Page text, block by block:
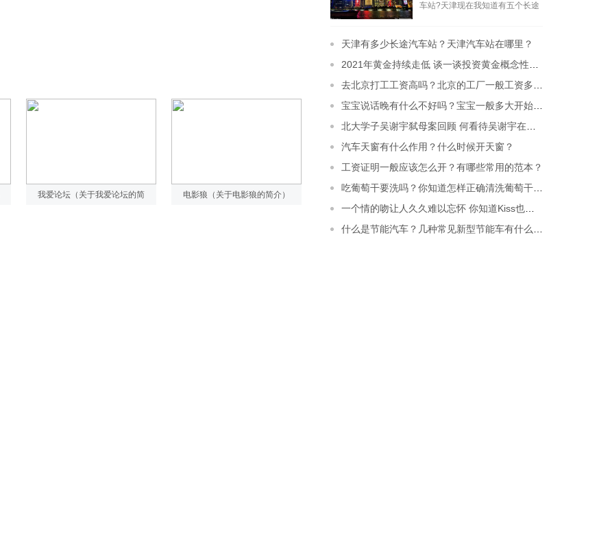
我爱论坛（关于我爱论坛的简 电影狼（关于电影狼的简介）
车站?天津现在我知道有五个长途
运站。虽然天[详细]
天津有多少长途汽车站？天津汽车站在哪里？
汽车天窗有什么作用？什么时候开天窗？
工资证明一般应该怎么开？有哪些常用的范本？